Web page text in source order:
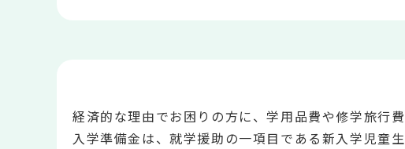
経済的な理由でお困りの方に、学用品費や修学旅行
入学準備金は、就学援助の一項目である新入学児童